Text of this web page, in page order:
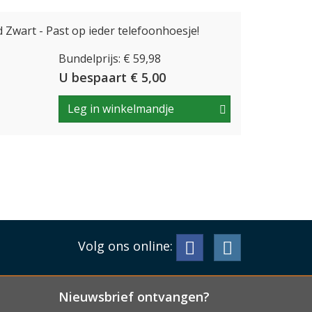
- Past op ieder telefoonhoesje!
Bundelprijs: € 59,98
U bespaart € 5,00
Leg in winkelmandje
Volg ons online:
Nieuwsbrief ontvangen?